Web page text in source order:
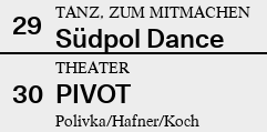
29 TANZ, ZUM MITMACHEN
Südpol Dance
30
THEATER
PIVOT
Polivka/Hafner/Koch